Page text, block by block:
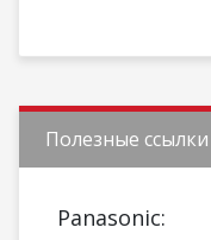
Полезные ссылки
Panasonic: